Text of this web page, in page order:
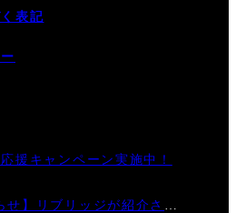
表記
援キャンペーン実施中！
】リブリッジが紹介され